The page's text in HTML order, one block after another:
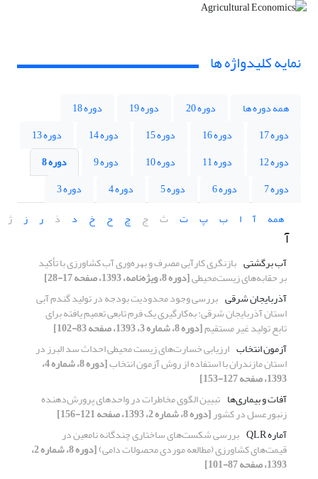
نمایه کلیدواژه ها
همه دوره ها دوره 20 دوره 19
دوره 18
دوره 17
دوره 16 دوره 15 دوره 14
دوره 13
دوره 12
دوره 11 دوره 10 دوره 9
دوره 8
دوره 7
دوره 6 دوره 5 دوره 4
دوره 3
همه
آ ا ب پ ت ث ج چ ح خ د ذ ر ز ژ
آ
آب برگشتی بازنگری کارآیی مصرف و بهره‌وری آب کشاورزی با تأکید
بر حقابه‌های زیست‌محیطی[دوره 8، ویژه‌نامه، 1393، صفحه 17-28]
آذربایجان شرقی بررسی وجود محدودیت بودجه در تولید گندم آبی
استان آذربایجان شرقی: به‌کارگیری یک فرم تابعی تعمیم یافته برای
تابع تولید غیر مستقیم[دوره 8، شماره 3، 1393، صفحه 83-102]
آزمون انتخاب ارزیابی خسارت‌های زیست محیطی احداث سد البرز در
استان مازندران با استفاده از روش آزمون انتخاب [دوره 8، شماره 4،
1393، صفحه 127-153]
آفات و بیماری‌ها تبیین الگوی مخاطرات در واحدهای پرورش‌دهنده
زنبورعسل در کشور[دوره 8، شماره 2، 1393، صفحه 121-156]
آماره QLR
بررسی شکست‌های ساختاری چندگانه نامعین در
قیمت‌های کشاورزی (مطالعه موردی محصولات دامی) [دوره 8، شماره 2،
1393، صفحه 87-101]